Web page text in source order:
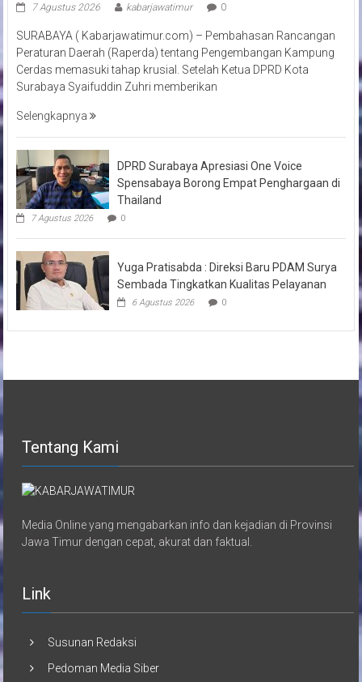
7 Agustus 2026 kabarjawatimur 0
SURABAYA ( Kabarjawatimur.com) – Pembahasan Rancangan
Peraturan Daerah (Raperda) tentang Pengembangan Kampung
Cerdas memasuki tahap krusial. Setelah Ketua DPRD Kota
Surabaya Syaifuddin Zuhri memberikan
Selengkapnya
DPRD Surabaya Apresiasi One Voice
Spensabaya Borong Empat Penghargaan di
Thailand
7 Agustus 2026 0
Yuga Pratisabda : Direksi Baru PDAM Surya
Sembada Tingkatkan Kualitas Pelayanan
6 Agustus 2026 0
Tentang Kami
Media Online yang mengabarkan info dan kejadian di Provinsi
Jawa Timur dengan cepat, akurat dan faktual.
Link
Susunan Redaksi
Pedoman Media Siber